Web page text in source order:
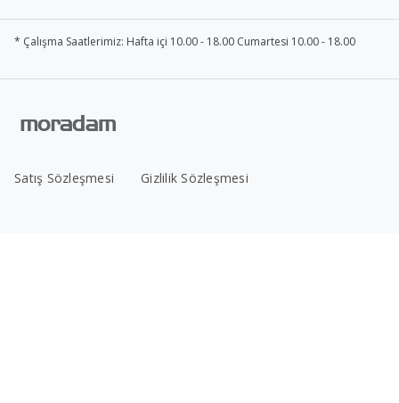
* Çalışma Saatlerimiz: Hafta içi 10.00 - 18.00 Cumartesi 10.00 - 18.00
Satış Sözleşmesi Gizlilik Sözleşmesi